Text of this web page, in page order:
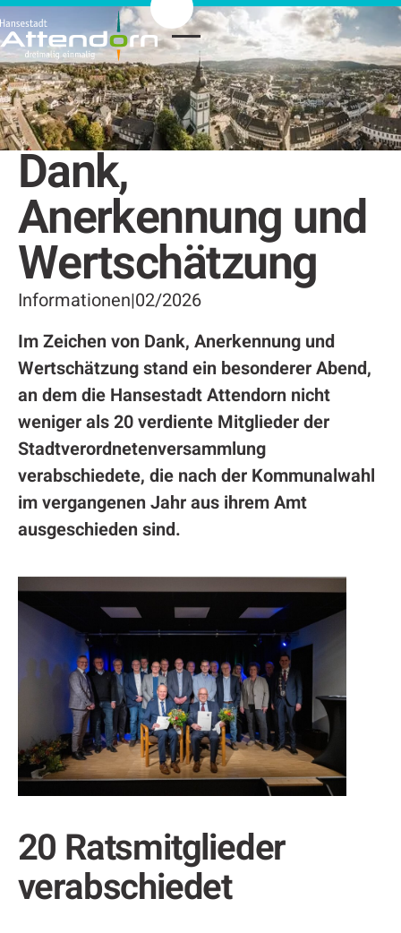
Dank,
Anerkennung und
Wertschätzung
Informationen|02/2026
Im Zeichen von Dank, Anerkennung und
Wertschätzung stand ein besonderer Abend,
an dem die Hansestadt Attendorn nicht
weniger als 20 verdiente Mitglieder der
Stadtverordnetenversammlung
verabschiedete, die nach der Kommunalwahl
im vergangenen Jahr aus ihrem Amt
ausgeschieden sind.
20 Ratsmitglieder
verabschiedet